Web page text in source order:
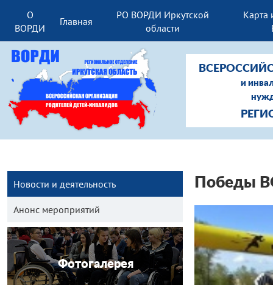
О
ВОРДИ
Главная
РО ВОРДИ Иркутской
области
Карта
и
Новости и деятельность
Анонс мероприятий
Фотогалерея
Победы